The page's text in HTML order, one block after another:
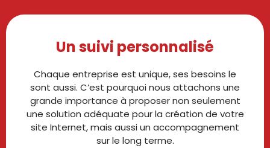
Un suivi personnalisé
Chaque entreprise est unique, ses besoins le
sont aussi. C’est pourquoi nous attachons une
grande importance à proposer non seulement
une solution adéquate pour la création de votre
site Internet, mais aussi un accompagnement
sur le long terme.